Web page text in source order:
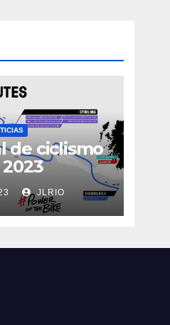
de ciclismo
JLRIO